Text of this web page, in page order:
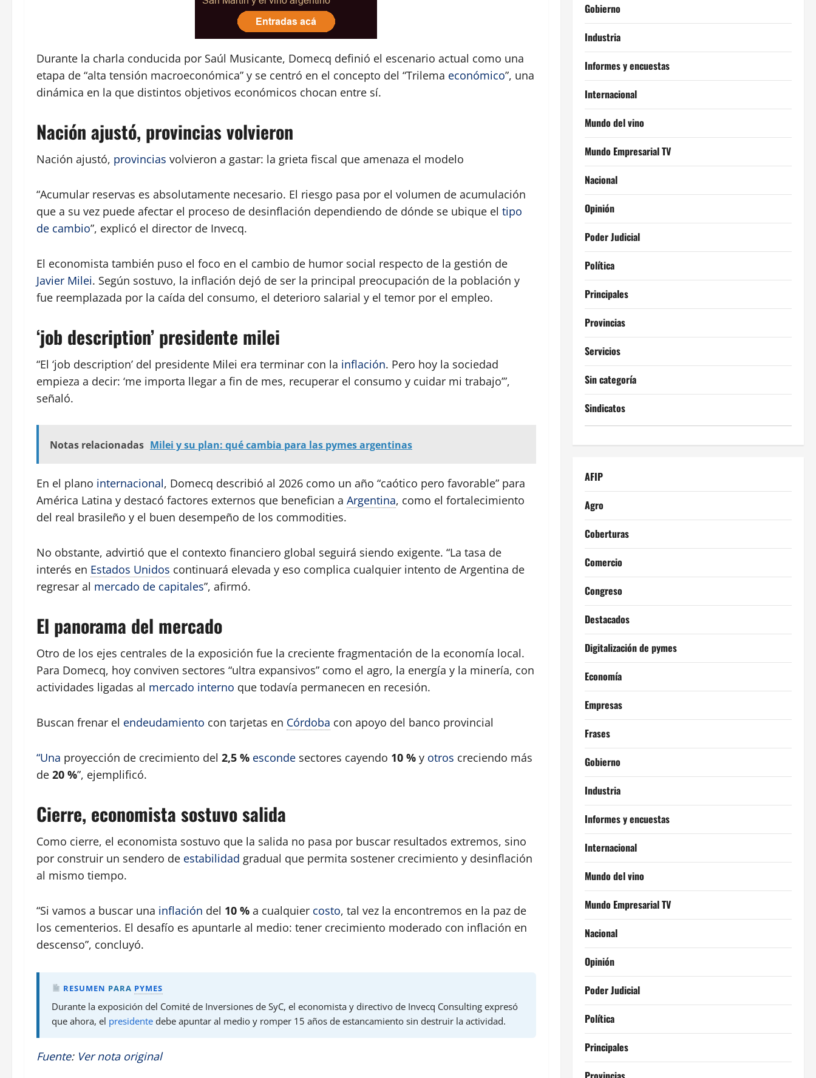
Durante la charla conducida por Saúl Musicante, Domecq definió el escenario actual como una
etapa de “alta tensión macroeconómica” y se centró en el concepto del “Trilema económico”, una
dinámica en la que distintos objetivos económicos chocan entre sí.
Nación ajustó, provincias volvieron
Nación ajustó, provincias volvieron a gastar: la grieta fiscal que amenaza el modelo
“Acumular reservas es absolutamente necesario. El riesgo pasa por el volumen de acumulación
que a su vez puede afectar el proceso de desinflación dependiendo de dónde se ubique el tipo
de cambio”, explicó el director de Invecq.
El economista también puso el foco en el cambio de humor social respecto de la gestión de
Javier Milei. Según sostuvo, la inflación dejó de ser la principal preocupación de la población y
fue reemplazada por la caída del consumo, el deterioro salarial y el temor por el empleo.
‘job description’ presidente milei
“El ‘job description’ del presidente Milei era terminar con la inflación. Pero hoy la sociedad
empieza a decir: ‘me importa llegar a fin de mes, recuperar el consumo y cuidar mi trabajo’”,
señaló.
Notas relacionadas Milei y su plan: qué cambia para las pymes argentinas
En el plano internacional, Domecq describió al 2026 como un año “caótico pero favorable” para
América Latina y destacó factores externos que benefician a Argentina, como el fortalecimiento
del real brasileño y el buen desempeño de los commodities.
No obstante, advirtió que el contexto financiero global seguirá siendo exigente. “La tasa de
interés en Estados Unidos continuará elevada y eso complica cualquier intento de Argentina de
regresar al mercado de capitales”, afirmó.
El panorama del mercado
Otro de los ejes centrales de la exposición fue la creciente fragmentación de la economía local.
Para Domecq, hoy conviven sectores “ultra expansivos” como el agro, la energía y la minería, con
actividades ligadas al mercado interno que todavía permanecen en recesión.
Buscan frenar el endeudamiento con tarjetas en Córdoba con apoyo del banco provincial
“Una proyección de crecimiento del 2,5 % esconde sectores cayendo 10 % y otros creciendo más
de 20 %”, ejemplificó.
Cierre, economista sostuvo salida
Como cierre, el economista sostuvo que la salida no pasa por buscar resultados extremos, sino
por construir un sendero de estabilidad gradual que permita sostener crecimiento y desinflación
al mismo tiempo.
“Si vamos a buscar una inflación del 10 % a cualquier costo, tal vez la encontremos en la paz de
los cementerios. El desafío es apuntarle al medio: tener crecimiento moderado con inflación en
descenso”, concluyó.
RESUMEN PARA PYMES
Durante la exposición del Comité de Inversiones de SyC, el economista y directivo de Invecq Consulting expresó
que ahora, el presidente debe apuntar al medio y romper 15 años de estancamiento sin destruir la actividad.
Fuente: Ver nota original
Gobierno
Industria
Informes y encuestas
Internacional
Mundo del vino
Mundo Empresarial TV
Nacional
Opinión
Poder Judicial
Política
Principales
Provincias
Servicios
Sin categoría
Sindicatos
AFIP
Agro
Coberturas
Comercio
Congreso
Destacados
Digitalización de pymes
Economía
Empresas
Frases
Gobierno
Industria
Informes y encuestas
Internacional
Mundo del vino
Mundo Empresarial TV
Nacional
Opinión
Poder Judicial
Política
Principales